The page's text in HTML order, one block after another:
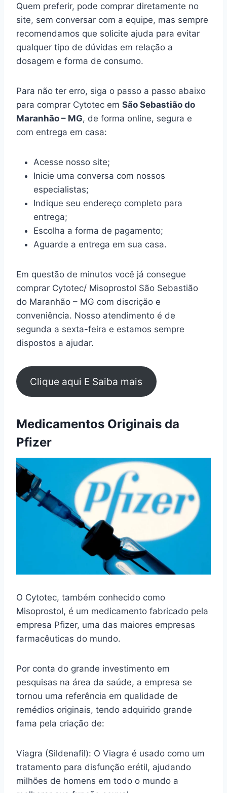
Quem preferir, pode comprar diretamente no
site, sem conversar com a equipe, mas sempre
recomendamos que solicite ajuda para evitar
qualquer tipo de dúvidas em relação a
dosagem e forma de consumo.
Para não ter erro, siga o passo a passo abaixo
para comprar Cytotec em São Sebastião do
Maranhão – MG, de forma online, segura e
com entrega em casa:
Acesse nosso site;
Inicie uma conversa com nossos
especialistas;
Indique seu endereço completo para
entrega;
Escolha a forma de pagamento;
Aguarde a entrega em sua casa.
Em questão de minutos você já consegue
comprar Cytotec/ Misoprostol São Sebastião
do Maranhão – MG com discrição e
conveniência. Nosso atendimento é de
segunda a sexta-feira e estamos sempre
dispostos a ajudar.
Clique aqui E Saiba mais
Medicamentos Originais da
Pfizer
O Cytotec, também conhecido como
Misoprostol, é um medicamento fabricado pela
empresa Pfizer, uma das maiores empresas
farmacêuticas do mundo.
Por conta do grande investimento em
pesquisas na área da saúde, a empresa se
tornou uma referência em qualidade de
remédios originais, tendo adquirido grande
fama pela criação de:
Viagra (Sildenafil): O Viagra é usado como um
tratamento para disfunção erétil, ajudando
milhões de homens em todo o mundo a